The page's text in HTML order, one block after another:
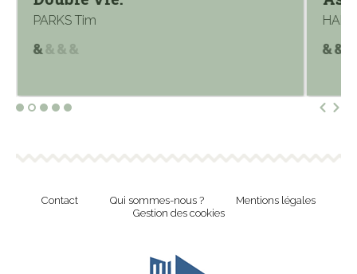
PARKS Tim
Contact Qui sommes-nous ?
Mentions légales
Gestion des cookies